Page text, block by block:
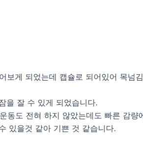
게 되었는데 캡슐로 되어있어 목
을 잘 수 있게 되었습니다.
도 전혀 하지 않았는데도 빠른 감량
있을것 같아 기쁜 것 같습니다.